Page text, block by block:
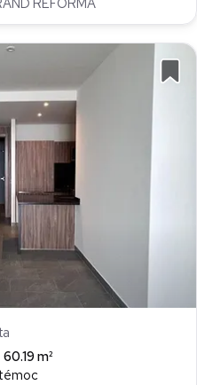
REFORMA
60.19 m²